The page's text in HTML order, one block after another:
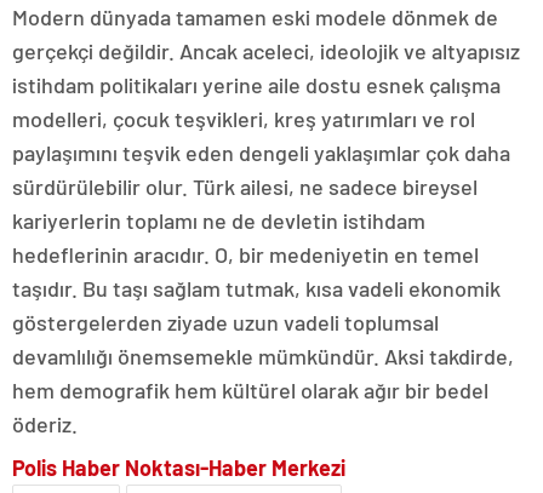
Modern dünyada tamamen eski modele dönmek de
gerçekçi değildir. Ancak aceleci, ideolojik ve altyapısız
istihdam politikaları yerine aile dostu esnek çalışma
modelleri, çocuk teşvikleri, kreş yatırımları ve rol
paylaşımını teşvik eden dengeli yaklaşımlar çok daha
sürdürülebilir olur. Türk ailesi, ne sadece bireysel
kariyerlerin toplamı ne de devletin istihdam
hedeflerinin aracıdır. O, bir medeniyetin en temel
taşıdır. Bu taşı sağlam tutmak, kısa vadeli ekonomik
göstergelerden ziyade uzun vadeli toplumsal
devamlılığı önemsemekle mümkündür. Aksi takdirde,
hem demografik hem kültürel olarak ağır bir bedel
öderiz.
Polis Haber Noktası-Haber Merkezi